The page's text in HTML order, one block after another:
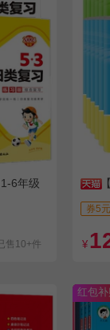
6年级
售10+件
假作业
券5元
¥
红包补